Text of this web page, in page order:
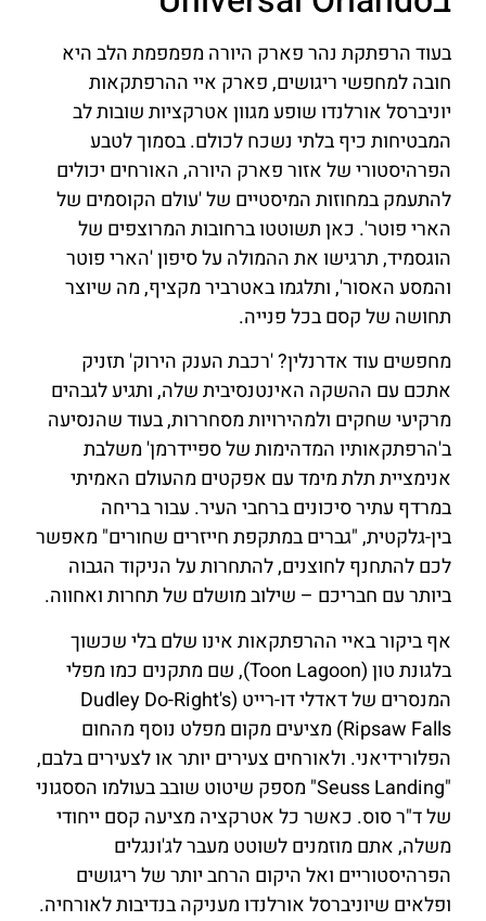
בעוד הרפתקת נהר פארק היורה מפמפמת הלב היא
חובה למחפשי ריגושים, פארק איי ההרפתקאות
יוניברסל אורלנדו שופע מגוון אטרקציות שובות לב
המבטיחות כיף בלתי נשכח לכולם. בסמוך לטבע
הפרהיסטורי של אזור פארק היורה, האורחים יכולים
להתעמק במחוזות המיסטיים של 'עולם הקוסמים של
הארי פוטר'. כאן תשוטטו ברחובות המרוצפים של
הוגסמיד, תרגישו את ההמולה על סיפון 'הארי פוטר
והמסע האסור', ותלגמו באטרביר מקציף, מה שיוצר
תחושה של קסם בכל פנייה.
מחפשים עוד אדרנלין? 'רכבת הענק הירוק' תזניק
אתכם עם ההשקה האינטנסיבית שלה, ותגיע לגבהים
מרקיעי שחקים ולמהירויות מסחררות, בעוד שהנסיעה
ב'הרפתקאותיו המדהימות של ספיידרמן' משלבת
אנימציית תלת מימד עם אפקטים מהעולם האמיתי
במרדף עתיר סיכונים ברחבי העיר. עבור בריחה
בין-גלקטית, "גברים במתקפת חייזרים שחורים" מאפשר
לכם להתחנף לחוצנים, להתחרות על הניקוד הגבוה
ביותר עם חבריכם – שילוב מושלם של תחרות ואחווה.
אף ביקור באיי ההרפתקאות אינו שלם בלי שכשוך
בלגונת טון (Toon Lagoon), שם מתקנים כמו מפלי
המנסרים של דאדלי דו-רייט (Dudley Do-Right's
Ripsaw Falls) מציעים מקום מפלט נוסף מהחום
הפלורידיאני. ולאורחים צעירים יותר או לצעירים בלבם,
"Seuss Landing" מספק שיטוט שובב בעולמו הססגוני
של ד"ר סוס. כאשר כל אטרקציה מציעה קסם ייחודי
משלה, אתם מוזמנים לשוטט מעבר לג'ונגלים
הפרהיסטוריים ואל היקום הרחב יותר של ריגושים
ופלאים שיוניברסל אורלנדו מעניקה בנדיבות לאורחיה.